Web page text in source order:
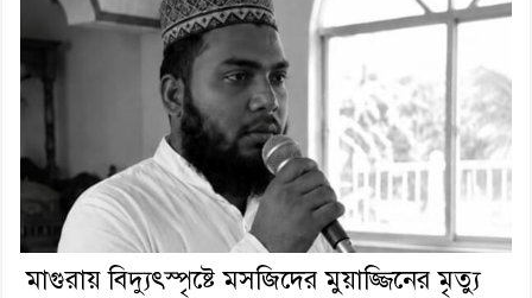
মাগুরায় বিদ্যুৎস্পৃষ্টে মসজিদের মুয়াজ্জিনের মৃত্যু